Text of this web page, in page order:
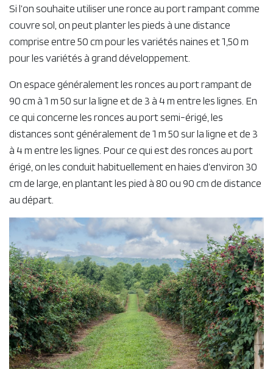
Si l’on souhaite utiliser une ronce au port rampant comme
couvre sol, on peut planter les pieds à une distance
comprise entre 50 cm pour les variétés naines et 1,50 m
pour les variétés à grand développement.
On espace généralement les ronces au port rampant de
90 cm à 1 m 50 sur la ligne et de 3 à 4 m entre les lignes. En
ce qui concerne les ronces au port semi-érigé, les
distances sont généralement de 1 m 50 sur la ligne et de 3
à 4 m entre les lignes. Pour ce qui est des ronces au port
érigé, on les conduit habituellement en haies d’environ 30
cm de large, en plantant les pied à 80 ou 90 cm de distance
au départ.